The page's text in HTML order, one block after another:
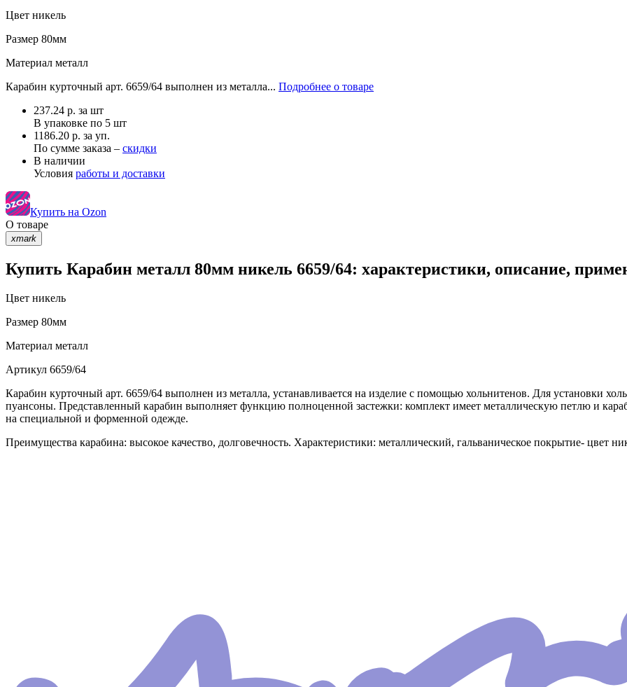
Цвет никель
Размер 80мм
Материал металл
Карабин курточный арт. 6659/64 выполнен из металла... Подробнее о товаре
237.24 р. за шт
В упаковке по 5 шт
1186.20 р. за уп.
По сумме заказа – скидки
В наличии
Условия работы и доставки
Купить на Ozon
О товаре
xmark
Купить Карабин металл 80мм никель 6659/64: характеристики, описание,
Цвет никель
Размер 80мм
Материал металл
Артикул 6659/64
Карабин курточный арт. 6659/64 выполнен из металла, устанавливается на изделие с помощью хольнитенов. Для установки
пуансоны. Представленный карабин выполняет функцию полноценной застежки: комплект имеет металлическую петлю и
на специальной и форменной одежде.
Преимущества карабина: высокое качество, долговечность. Характеристики: металлический, гальваническое покрытие- цвет